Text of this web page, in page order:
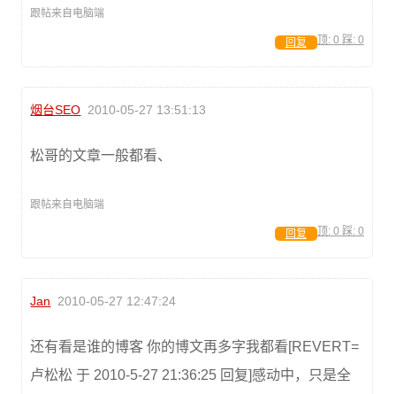
跟帖来自电脑端
顶: 0 踩: 0
回复
烟台SEO 2010-05-27 13:51:13
松哥的文章一般都看、
跟帖来自电脑端
顶: 0 踩: 0
回复
Jan 2010-05-27 12:47:24
还有看是谁的博客 你的博文再多字我都看[REVERT=
卢松松 于 2010-5-27 21:36:25 回复]感动中，只是全